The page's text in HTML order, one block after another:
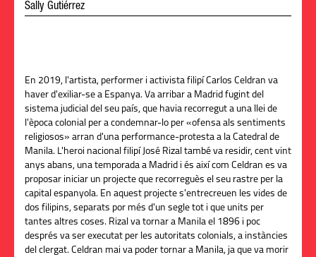
Sally Gutiérrez
En 2019, l'artista, performer i activista filipí Carlos Celdran va
haver d'exiliar-se a Espanya. Va arribar a Madrid fugint del
sistema judicial del seu país, que havia recorregut a una llei de
l'època colonial per a condemnar-lo per «ofensa als sentiments
religiosos» arran d'una performance-protesta a la Catedral de
Manila. L'heroi nacional filipí José Rizal també va residir, cent vint
anys abans, una temporada a Madrid i és així com Celdran es va
proposar iniciar un projecte que recorreguès el seu rastre per la
capital espanyola. En aquest projecte s'entrecreuen les vides de
dos filipins, separats por més d'un segle tot i que units per
tantes altres coses. Rizal va tornar a Manila el 1896 i poc
després va ser executat per les autoritats colonials, a instàncies
del clergat. Celdran mai va poder tornar a Manila, ja que va morir